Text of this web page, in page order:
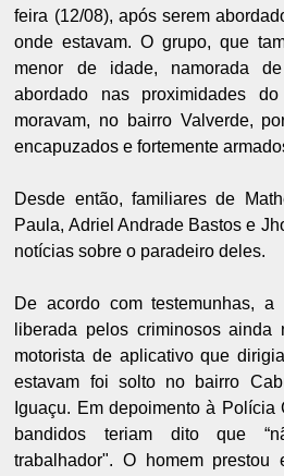
feira (12/08), após serem
onde estavam. O grupo, que
menor de idade, namorada
abordado nas proximidades
moravam, no bairro Valverde,
encapuzados e fortemente
Desde então, familiares de
Paula, Adriel Andrade Bastos e
notícias sobre o paradeiro deles.
De acordo com testemunhas,
liberada pelos criminosos
motorista de aplicativo que
estavam foi solto no bairro
Iguaçu. Em depoimento à
bandidos teriam dito que
trabalhador". O homem prestou